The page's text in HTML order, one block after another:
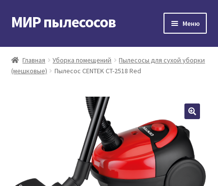
Перейти
к
Перейти
к
МИР пылесосов Меню
Главная
Мой аккаунт
Главная Уборка помещений
Пылесосы для сухой уборки
(мешковые)
Пылесос CENTEK CT-2518 Red